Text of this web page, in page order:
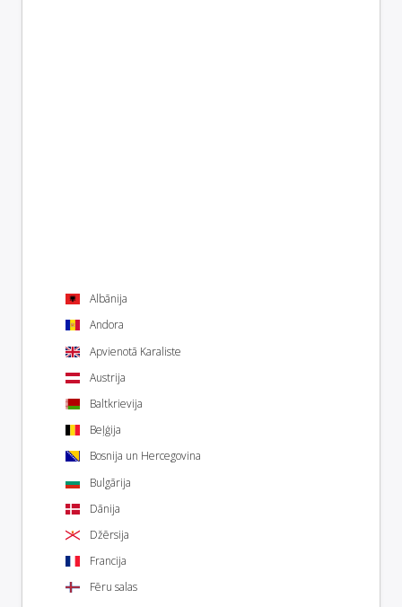
Albānija
Andora
Apvienotā Karaliste
Austrija
Baltkrievija
Beļģija
Bosnija un Hercegovina
Bulgārija
Dānija
Džērsija
Francija
Fēru salas